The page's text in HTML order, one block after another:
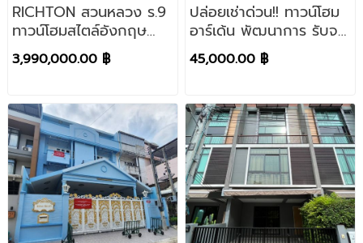
RICHTON สวนหลวง ร.9
ทาวน์โฮมสไตล์อังกฤษ
พร้อมโอน กู้ 100%
3,990,000.00 ฿
ปล่อยเช่าด่วน!! ทาวน์โฮม
อาร์เด้น พัฒนาการ รับจด
ทะเบียนบริษัท เดินทาง
สะดวก ใกล้ทางด่วน
45,000.00 ฿